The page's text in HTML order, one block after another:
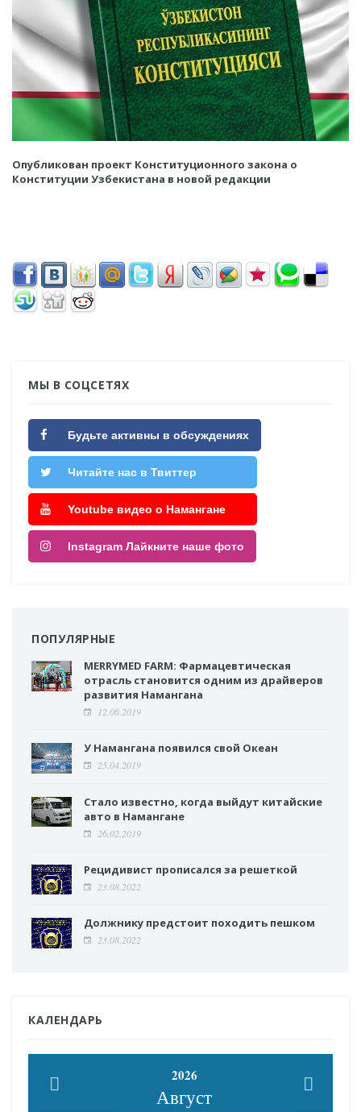
Опубликован проект Конституционного закона о
Конституции Узбекистана в новой редакции
МЫ В СОЦСЕТЯХ
Будьте активны в обсуждениях
Читайте нас в Твиттер
Youtube видео о Намангане
Instagram Лайкните наше фото
ПОПУЛЯРНЫЕ
MERRYMED FARM: Фармацевтическая
отрасль становится одним из драйверов
развития Намангана
12.06.2019
У Намангана появился свой Океан
25.04.2019
Стало известно, когда выйдут китайские
авто в Намангане
26.02.2019
Рецидивист прописался за решеткой
23.08.2022
Должнику предстоит походить пешком
23.08.2022
КАЛЕНДАРЬ
2026
Август